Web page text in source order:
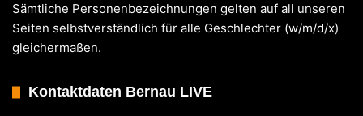
Sämtliche Personenbezeichnungen gelten auf all unseren
Seiten selbstverständlich für alle Geschlechter (w/m/d/x)
gleichermaßen.
Kontaktdaten Bernau LIVE